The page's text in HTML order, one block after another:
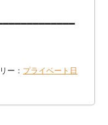
ー： プライベート日